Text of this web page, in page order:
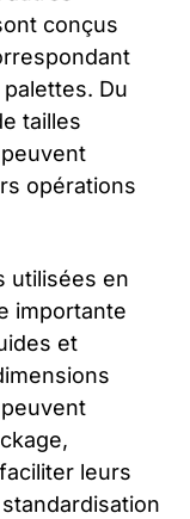
conçus
Du
tailles
opérations
utilisées en
importante
et
leurs